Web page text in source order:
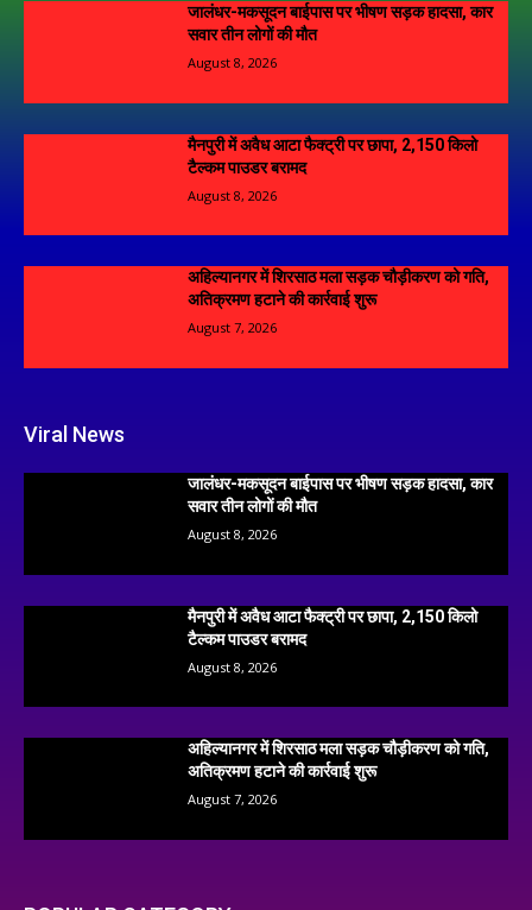
जालंधर-मकसूदन बाईपास पर भीषण सड़क हादसा, कार
सवार तीन लोगों की मौत
August 8, 2026
मैनपुरी में अवैध आटा फैक्ट्री पर छापा, 2,150 किलो
टैल्कम पाउडर बरामद
August 8, 2026
अहिल्यानगर में शिरसाठ मला सड़क चौड़ीकरण को गति,
अतिक्रमण हटाने की कार्रवाई शुरू
August 7, 2026
Viral News
जालंधर-मकसूदन बाईपास पर भीषण सड़क हादसा, कार
सवार तीन लोगों की मौत
August 8, 2026
मैनपुरी में अवैध आटा फैक्ट्री पर छापा, 2,150 किलो
टैल्कम पाउडर बरामद
August 8, 2026
अहिल्यानगर में शिरसाठ मला सड़क चौड़ीकरण को गति,
अतिक्रमण हटाने की कार्रवाई शुरू
August 7, 2026